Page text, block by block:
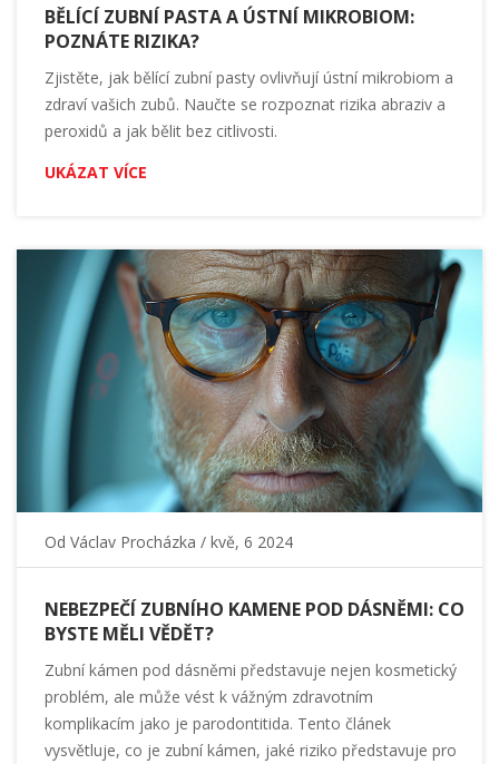
BĚLÍCÍ ZUBNÍ PASTA A ÚSTNÍ MIKROBIOM:
POZNÁTE RIZIKA?
Zjistěte, jak bělící zubní pasty ovlivňují ústní mikrobiom a
zdraví vašich zubů. Naučte se rozpoznat rizika abraziv a
peroxidů a jak bělit bez citlivosti.
UKÁZAT VÍCE
Od Václav Procházka / kvě, 6 2024
NEBEZPEČÍ ZUBNÍHO KAMENE POD DÁSNĚMI: CO
BYSTE MĚLI VĚDĚT?
Zubní kámen pod dásněmi představuje nejen kosmetický
problém, ale může vést k vážným zdravotním
komplikacím jako je parodontitida. Tento článek
vysvětluje, co je zubní kámen, jaké riziko představuje pro